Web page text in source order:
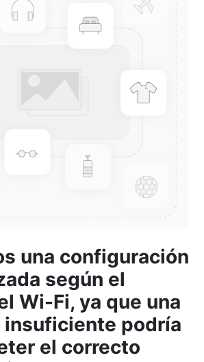
una configuración
según el
Wi-Fi, ya que una
podría
el correcto